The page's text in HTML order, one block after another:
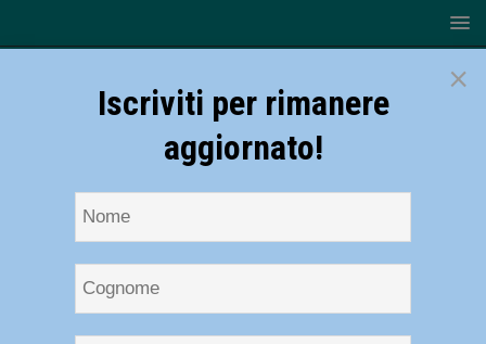
×
Iscriviti per rimanere
aggiornato!